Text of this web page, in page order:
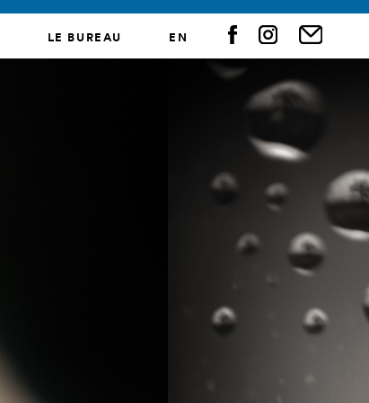
LE BUREAU EN